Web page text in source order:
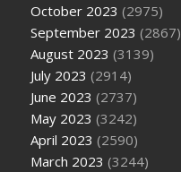
October 2023 (2975)
September 2023 (2867)
August 2023 (3139)
July 2023 (2914)
June 2023 (2737)
May 2023 (3242)
April 2023 (2590)
March 2023 (3244)